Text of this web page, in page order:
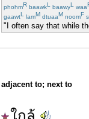
phohmR baawkL baawyL waa
gaawtL lamM dtuaaM noomF
"I often say that while
adjacent to; next to
ใกล้